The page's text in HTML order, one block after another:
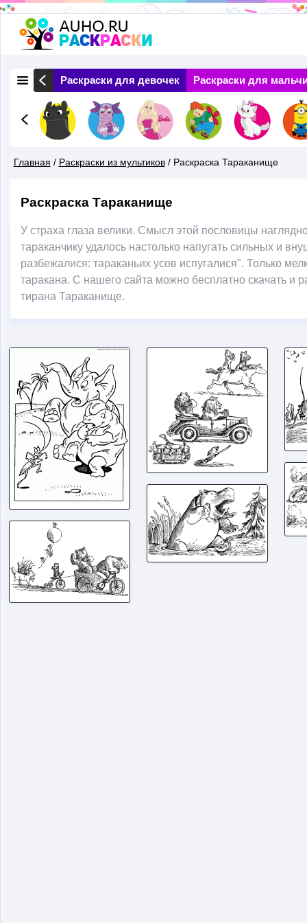
Перейти
к
основному
содержанию
Природа Раскраски для девочек Раскраски для
Здесь
Главная / Раскраски из мультиков / Раскраска Тараканище
Раскраска Тараканище
У страха глаза велики. Смысл этой пословицы
тараканчику удалось настолько напугать сильных и
разбежалися: тараканьих усов испугалися". Только
таракана. С нашего сайта можно бесплатно скачать и
тирана Тараканище.